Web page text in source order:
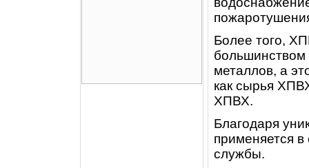
Более того,
большинством
металлов, а
как сырья
ХПВХ.
Благодаря
применяется
службы.